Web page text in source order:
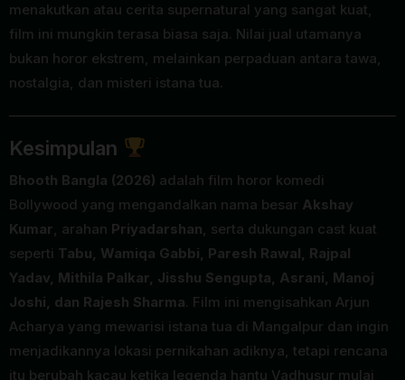
menakutkan atau cerita supernatural yang sangat kuat,
film ini mungkin terasa biasa saja. Nilai jual utamanya
bukan horor ekstrem, melainkan perpaduan antara tawa,
nostalgia, dan misteri istana tua.
Kesimpulan
Bhooth Bangla (2026) adalah film horor komedi
Bollywood yang mengandalkan nama besar Akshay
Kumar, arahan Priyadarshan, serta dukungan cast kuat
seperti Tabu, Wamiqa Gabbi, Paresh Rawal, Rajpal
Yadav, Mithila Palkar, Jisshu Sengupta, Asrani, Manoj
Joshi, dan Rajesh Sharma. Film ini mengisahkan Arjun
Acharya yang mewarisi istana tua di Mangalpur dan ingin
menjadikannya lokasi pernikahan adiknya, tetapi rencana
itu berubah kacau ketika legenda hantu Vadhusur mulai